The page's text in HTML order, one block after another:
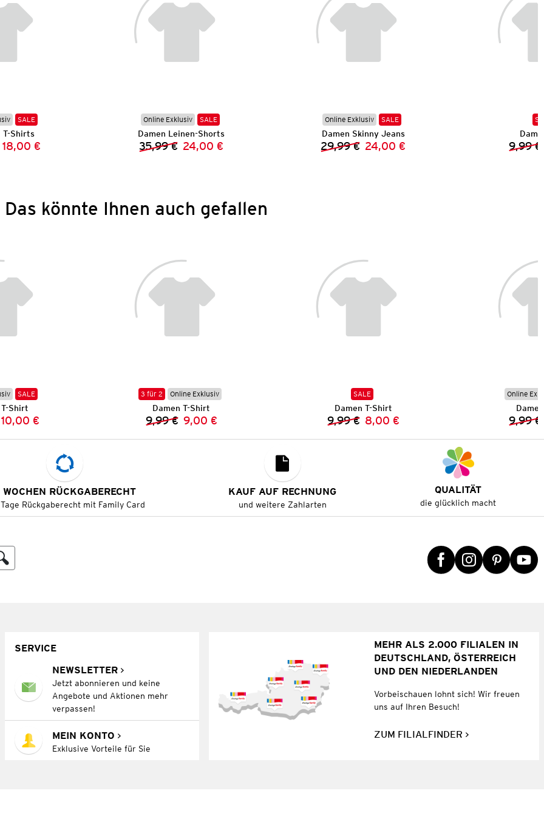
SALE
T-Shirts
Preis:
Preis:
18,00 €
Online Exklusiv SALE
Damen Leinen-Shorts
Vorheriger Preis:
35,99 € Neuer Preis:
24,00 €
Online Exklusiv SALE
Damen Skinny Jeans
Vorheriger Preis:
29,99 € Neuer Preis:
24,00 € 9,99 €
Das könnte Ihnen auch gefallen
SALE
Shirt
Preis:
Preis:
10,00 €
3 für 2 Online Exklusiv
Damen T-Shirt
Vorheriger Preis:
9,99 € Neuer Preis:
9,00 €
SALE
Damen T-Shirt
Vorheriger Preis:
9,99 € Neuer Preis:
8,00 €
Online
9,99 €
RÜCKGABERECHT
Rückgaberecht mit Family Card
KAUF AUF RECHNUNG
und weitere Zahlarten
QUALITÄT
die glücklich macht
SERVICE
NEWSLETTER
Jetzt abonnieren und keine
Angebote und Aktionen mehr
verpassen!
MEIN KONTO
Exklusive Vorteile für Sie
MEHR ALS 2.000 FILIALEN IN
DEUTSCHLAND, ÖSTERREICH
UND DEN NIEDERLANDEN
Vorbeischauen lohnt sich! Wir freuen
uns auf Ihren Besuch!
ZUM FILIALFINDER